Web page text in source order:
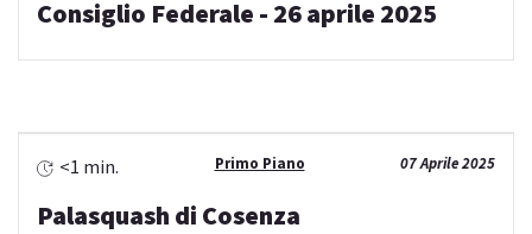
Consiglio Federale - 26 aprile 2025
07 Aprile 2025
Primo Piano
<1 min.
Palasquash di Cosenza